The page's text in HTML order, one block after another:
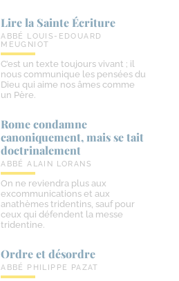
Lire la Sainte Écriture
ABBÉ LOUIS-EDOUARD
MEUGNIOT
C’est un texte toujours vivant ; il
nous communique les pensées du
Dieu qui aime nos âmes comme
un Père.
Rome condamne
canoniquement, mais se tait
doctrinalement
ABBÉ ALAIN LORANS
On ne reviendra plus aux
excommunications et aux
anathèmes tridentins, sauf pour
ceux qui défendent la messe
tridentine.
Ordre et désordre
ABBÉ PHILIPPE PAZAT